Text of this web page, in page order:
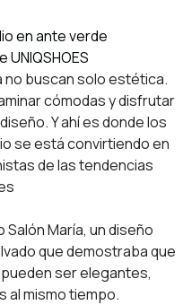
no buscan solo estética.
cómodas y disfrutar
Y ahí es donde los
se está convirtiendo en
de las tendencias
María, un diseño
que demostraba que
ser elegantes,
al mismo tiempo.